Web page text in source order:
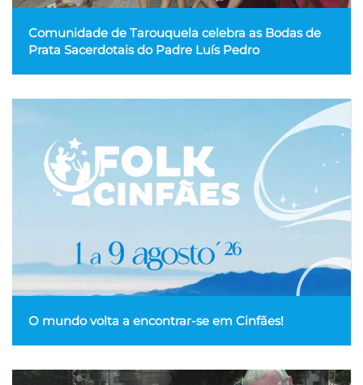
Comunidade de Tarouquela celebra as Bodas de
Prata Sacerdotais do Padre Luís Pedro
O mundo volta a encontrar-se em Cinfães!